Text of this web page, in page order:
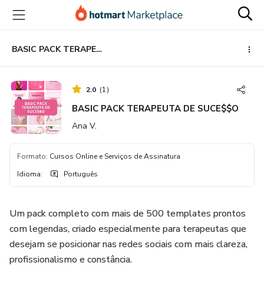
para
conteúdo
principal
para
pagamento
para
rodapé
BASIC PACK TERAPEUTA DE SUCE$$O
2.0 (1)
BASIC PACK TERAPEUTA DE SUCE$$O
Ana V.
Formato: Cursos Online e Serviços de Assinatura
Idioma: Português
Um pack completo com mais de 500 templates prontos
com legendas, criado especialmente para terapeutas que
desejam se posicionar nas redes sociais com mais clareza,
profissionalismo e constância.